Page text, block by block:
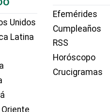
Unidos
Latina
Efemérides
Cumpleaños
RSS
Horóscopo
Crucigramas